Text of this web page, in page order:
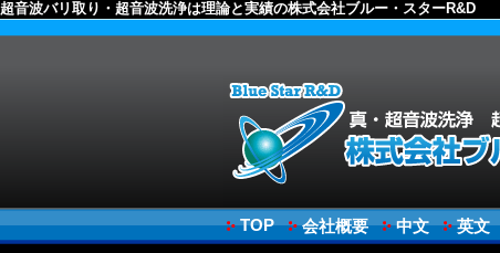
超音波バリ取り・超音波洗浄は理論と実績の株式会社ブルー・スターR&D
TOP 会社概要 中文 英文